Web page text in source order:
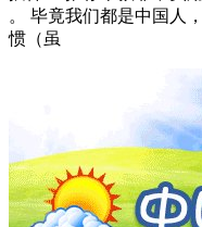
。 毕竟我们都是中国人
惯（虽